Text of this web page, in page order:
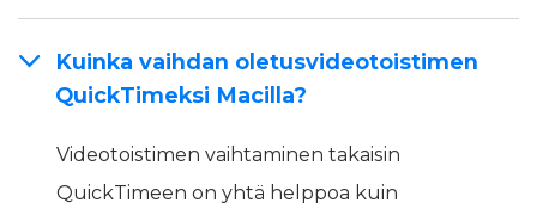
Kuinka vaihdan oletusvideotoistimen
QuickTimeksi Macilla?
Videotoistimen vaihtaminen takaisin
QuickTimeen on yhtä helppoa kuin